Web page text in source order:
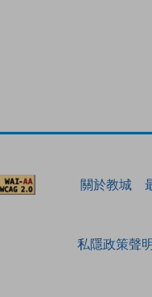
關於教城
私隱政策聲